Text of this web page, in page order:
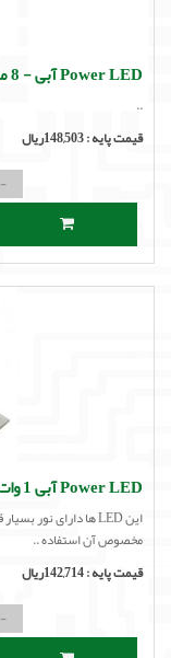
لوازم صوتی حرفه ای
Power LED آبی - 8 میلی متری - 0.3 وات
..
قیمت پایه :148,503ریال
Power LED آبی 1 وات
مخصوص آن استفاده ..
قیمت پایه :142,714ریال